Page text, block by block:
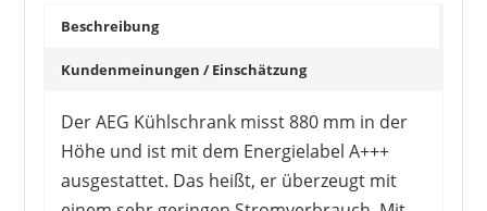
Beschreibung
Kundenmeinungen / Einschätzung
Der AEG Kühlschrank misst 880 mm in der
Höhe und ist mit dem Energielabel A+++
ausgestattet. Das heißt, er überzeugt mit